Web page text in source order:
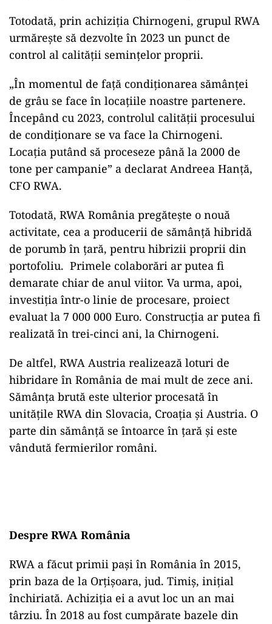
Totodată, prin achiziția Chirnogeni, grupul RWA
urmărește să dezvolte în 2023 un punct de
control al calității semințelor proprii.
„În momentul de față condiționarea sămânței
de grâu se face în locațiile noastre partenere.
Începând cu 2023, controlul calității procesului
de condiționare se va face la Chirnogeni.
Locația putând să proceseze până la 2000 de
tone per campanie” a declarat Andreea Hanță,
CFO RWA.
Totodată, RWA România pregătește o nouă
activitate, cea a producerii de sămânță hibridă
de porumb în țară, pentru hibrizii proprii din
portofoliu. Primele colaborări ar putea fi
demarate chiar de anul viitor. Va urma, apoi,
investiția într-o linie de procesare, proiect
evaluat la 7 000 000 Euro. Construcția ar putea fi
realizată în trei-cinci ani, la Chirnogeni.
De altfel, RWA Austria realizează loturi de
hibridare în România de mai mult de zece ani.
Sămânța brută este ulterior procesată în
unitățile RWA din Slovacia, Croația și Austria. O
parte din sămânță se întoarce în țară și este
vândută fermierilor români.
Despre RWA România
RWA a făcut primii pași în România în 2015,
prin baza de la Orțișoara, jud. Timiș, inițial
închiriată. Achiziția ei a avut loc un an mai
târziu. În 2018 au fost cumpărate bazele din